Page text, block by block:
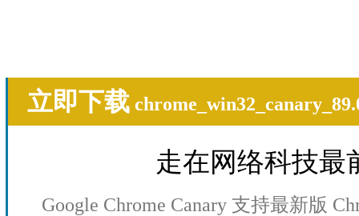
立即下载
走在网络科技最
Google Chrome Canary 支持最新版